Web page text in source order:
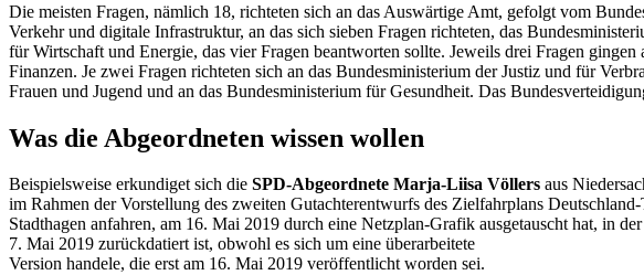
Die meisten Fragen, nämlich 18, richteten sich an das Auswärtige Amt, gefolgt vom
Verkehr und digitale Infrastruktur, an das sich sieben Fragen richteten, das
für Wirtschaft und Energie, das vier Fragen beantworten sollte. Jeweils drei Fragen
Finanzen. Je zwei Fragen richteten sich an das Bundesministerium der Justiz und für
Frauen und Jugend und an das Bundesministerium für Gesundheit. Das
Was die Abgeordneten wissen wollen
Beispielsweise erkundiget sich die SPD-Abgeordnete Marja-Liisa Völlers aus
im Rahmen der Vorstellung des zweiten Gutachterentwurfs des Zielfahrplans
Stadthagen anfahren, am 16. Mai 2019 durch eine Netzplan-Grafik ausgetauscht hat, in
7. Mai 2019 zurückdatiert ist, obwohl es sich um eine überarbeitete
Version handele, die erst am 16. Mai 2019 veröffentlicht worden sei.